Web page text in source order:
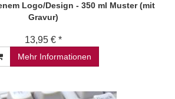
Logo/Design - 350 ml Muster (mit
Gravur)
13,95 € *
Mehr Informationen